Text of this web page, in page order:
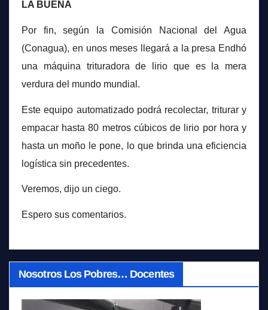
LA BUENA
Por fin, según la Comisión Nacional del Agua
(Conagua), en unos meses llegará a la presa Endhó
una máquina trituradora de lirio que es la mera
verdura del mundo mundial.
Este equipo automatizado podrá recolectar, triturar y
empacar hasta 80 metros cúbicos de lirio por hora y
hasta un moño le pone, lo que brinda una eficiencia
logística sin precedentes.
Veremos, dijo un ciego.
Espero sus comentarios.
Nosotros Los Pobres… Docentes